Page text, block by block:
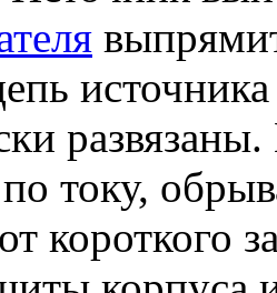
источника
току,
короткого